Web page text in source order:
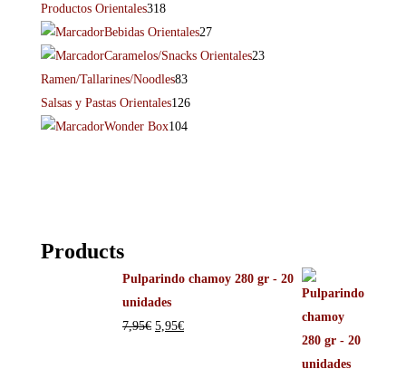
Productos Orientales318
Bebidas Orientales27
Caramelos/Snacks Orientales23
Ramen/Tallarines/Noodles83
Salsas y Pastas Orientales126
Wonder Box104
Products
Pulparindo chamoy 280 gr - 20
unidades
7,95€ 5,95€